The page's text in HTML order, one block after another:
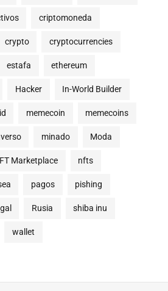
criptomoneda
crypto cryptocurrencies
estafa ethereum
Hacker In-World Builder
memecoin memecoins
minado Moda
Marketplace nfts
pagos pishing
Rusia shiba inu
wallet